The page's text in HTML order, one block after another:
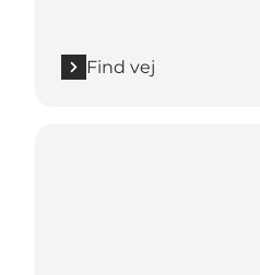
Find vej